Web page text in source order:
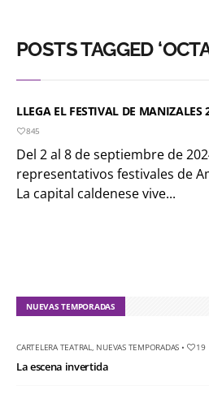
POSTS TAGGED
LLEGA EL FESTIVAL DE MANIZALES
845
Del 2 al 8 de septiembre de
representativos festivales de
La capital caldenese vive...
NUEVAS TEMPORADAS
CARTELERA TEATRAL NUEVAS TEMPORADAS • 19
La escena invertida